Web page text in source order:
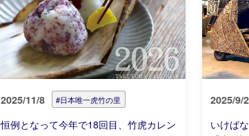
2025/11/8 #日本唯一虎竹の里
恒例となって今年で18回目、竹虎カレン
2025/9/
いけば